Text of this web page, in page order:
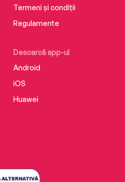
Descarcă app-ul
Android
iOS
Huawei
Termeni și condiții
Regulamente